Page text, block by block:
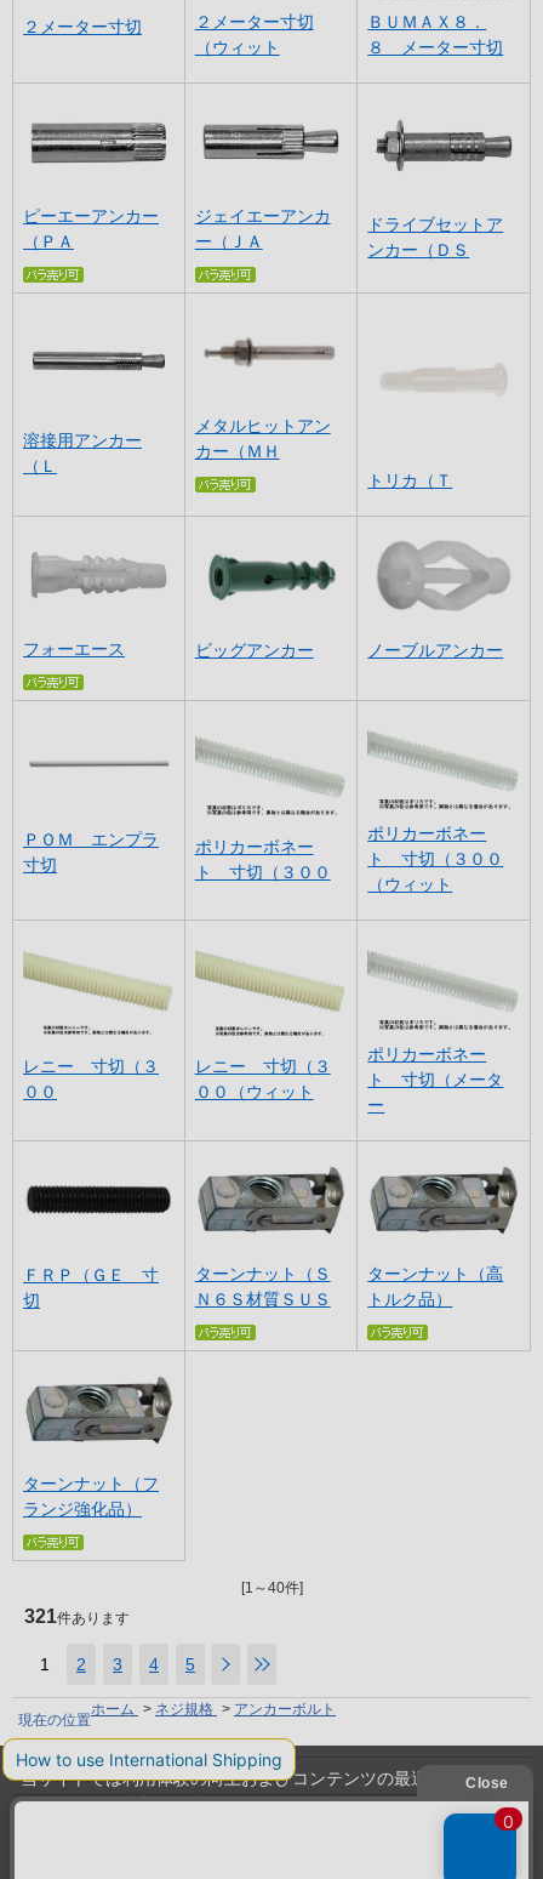
２メーター寸切
２メーター寸切
（ウィット
ＢＵＭＡＸ８．
８ メーター寸切
ピーエーアンカー
（ＰＡ
ジェイエーアンカ
ー（ＪＡ
ドライブセットア
ンカー（ＤＳ
溶接用アンカー
（Ｌ
メタルヒットアン
カー（ＭＨ
トリカ（Ｔ
フォーエース ビッグアンカー ノーブルアンカー
ＰＯＭ エンプラ
寸切
ポリカーボネー
ト 寸切（３００
ポリカーボネー
ト 寸切（３００
（ウィット
レニー 寸切（３
００
レニー 寸切（３
００（ウィット
ポリカーボネー
ト 寸切（メータ
ー
ＦＲＰ（ＧＥ 寸
切
ターンナット（Ｓ
Ｎ６Ｓ材質ＳＵＳ
ターンナット（高
トルク品）
ターンナット（フ
ランジ強化品）
[1～40件]
321件あります
1 2 3 4 5
現在の位置
ホーム > ネジ規格 > アンカーボルト
利用規約
当サイトでは利用体験の向上およびコンテンツの最適な提供、ト
ラフィックの分析を目的としてCookieを使用しています。
サイトの閲覧を継続された場合、Cookieの利用に同意したことも